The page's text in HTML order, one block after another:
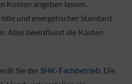
Kosten angeben lassen.
und energetischer Standard
Alles beeinflusst die Kosten
Sie derSHK-Fachbetrieb. Die